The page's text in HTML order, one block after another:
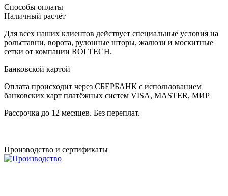
Способы оплаты
Наличный расчёт
Для всех наших клиентов действует специальные условия на
рольставни, ворота, рулонные шторы, жалюзи и москитные
сетки от компании ROLTECH.
Банковской картой
Оплата происходит через СБЕРБАНК с использованием
банковских карт платёжных систем VISA, MASTER, МИР
Рассрочка до 12 месяцев. Без переплат.
Производство и сертификаты